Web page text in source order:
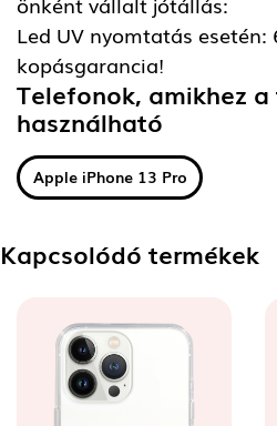
Led UV nyomtatás esetén:
kopásgarancia!
Telefonok, amikhez
használható
Apple iPhone 13 Pro
Kapcsolódó termékek